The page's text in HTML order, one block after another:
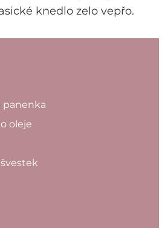
knedlo zelo vepřo.
panenka
oleje